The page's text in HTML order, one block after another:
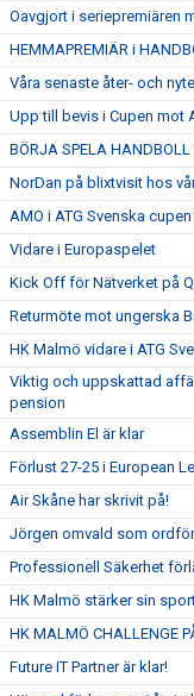
Oavgjort i seriepremiären
HEMMAPREMIÄR i
Våra senaste åter- och
Upp till bevis i Cupen mot
BÖRJA SPELA
NorDan på blixtvisit hos
AMO i ATG Svenska
Vidare i Europaspelet
Kick Off för Nätverket på
Returmöte mot ungerska
HK Malmö vidare i ATG
Viktig och uppskattad
pension
Assemblin El är klar
Förlust 27-25 i European
Air Skåne har skrivit på!
Jörgen omvald som
Professionell Säkerhet
HK Malmö stärker sin
HK MALMÖ CHALLENGE
Future IT Partner är klar!